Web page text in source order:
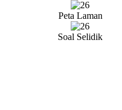
Peta Laman
Soal Selidik